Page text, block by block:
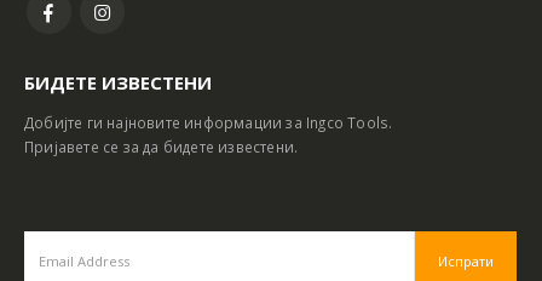
БИДЕТЕ ИЗВЕСТЕНИ
Добијте ги најновите информации за Ingco Tools.
Пријавете се за да бидете известени.